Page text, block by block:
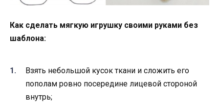
Как сделать мягкую игрушку своими руками без
шаблона:
Взять небольшой кусок ткани и сложить его
пополам ровно посередине лицевой стороной
внутрь;